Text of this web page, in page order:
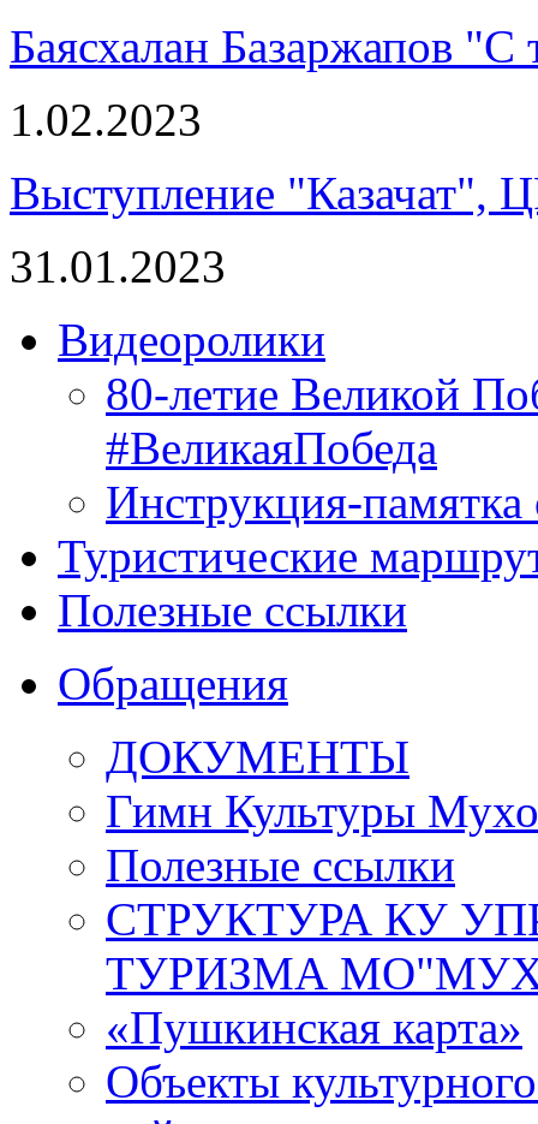
Баясхалан Базаржапов
1.02.2023
Выступление "Казачат",
31.01.2023
Видеоролики
80-летие Великой
#ВеликаяПобеда
Инструкция-
Туристические
Полезные ссылки
Обращения
ДОКУМЕНТЫ
Гимн Культуры
Полезные ссылки
СТРУКТУРА КУ
ТУРИЗМА
«Пушкинская карта»
Объекты